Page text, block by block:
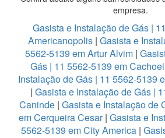
empresa.
Gasista e Instalação de Gás |
Americanopolis | Gasista e
5562-5139 em Artur Alvim |
Gás | 11 5562-5139 em
Instalação de Gás | 11 5562-5139
| Gasista e Instalação de Gás |
Caninde| Gasista e Instalação de
em Cerqueira Cesar| Gasista e
5562-5139 em City America |